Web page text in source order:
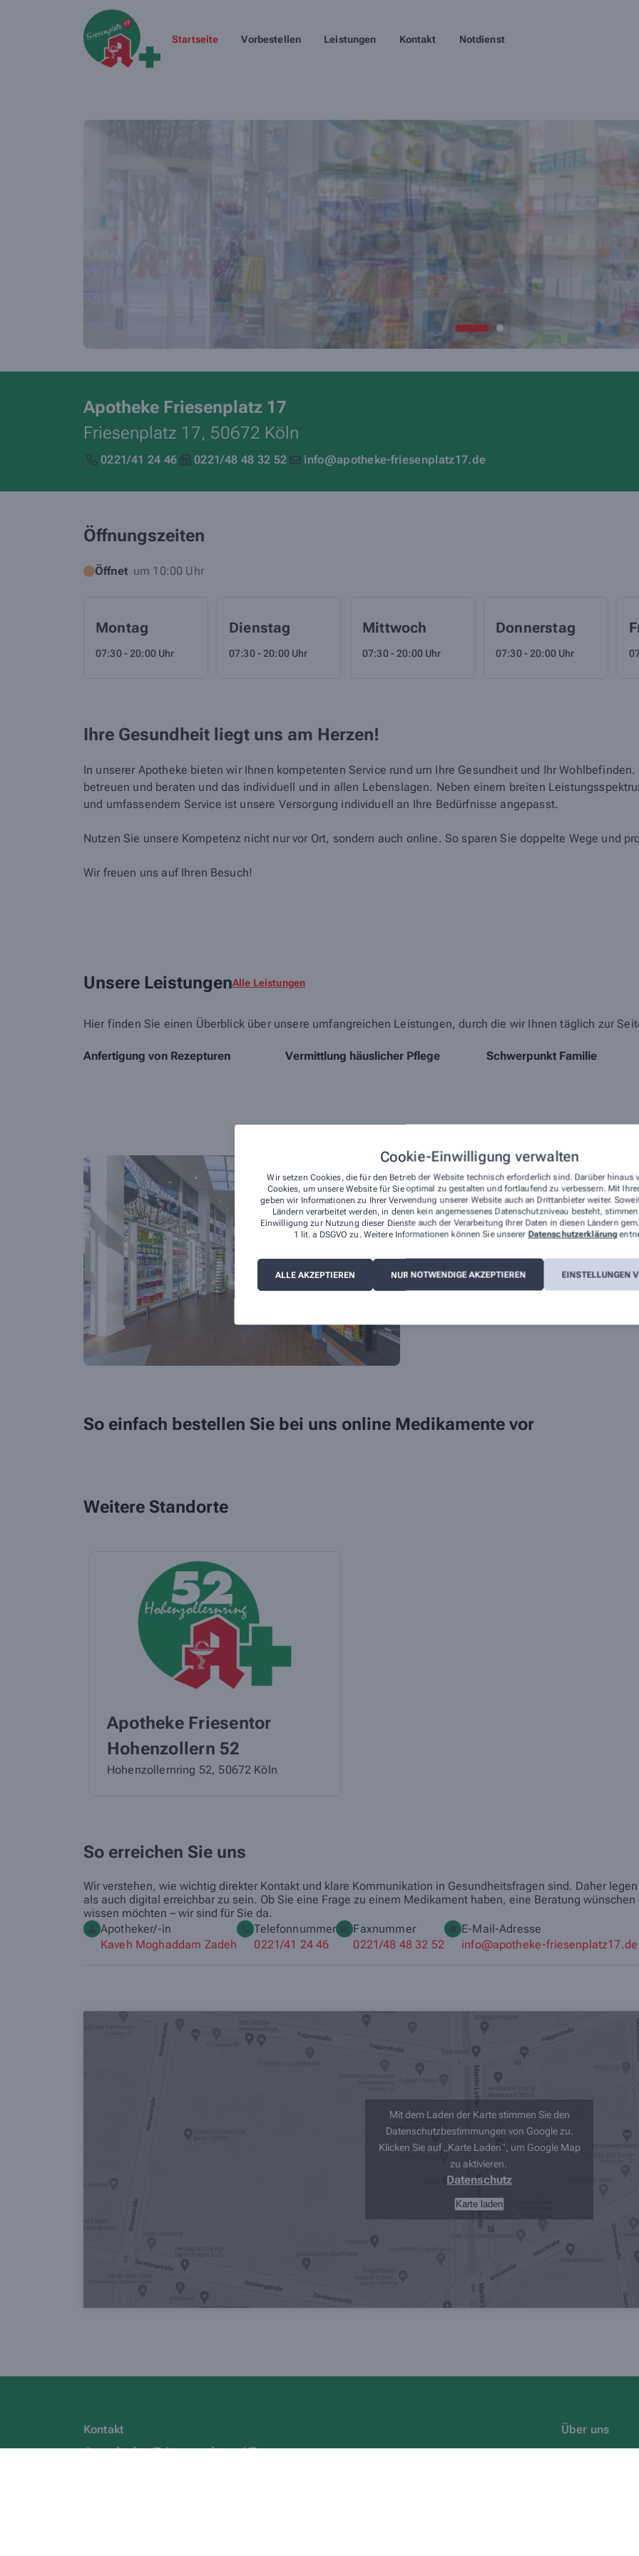
Cookie-Einwilligung verwalten
Wir setzen Cookies, die für den Betrieb der Website technisch erforderlich sind. Darüber hinaus
Cookies, um unsere Website für Sie optimal zu gestalten und fortlaufend zu verbessern. Mit
geben wir Informationen zu Ihrer Verwendung unserer Website auch an Drittanbieter weiter.
Ländern verarbeitet werden, in denen kein angemessenes Datenschutzniveau besteht,
Einwilligung zur Nutzung dieser Dienste auch der Verarbeitung Ihrer Daten in diesen Ländern
1 lit. a DSGVO zu. Weitere Informationen können Sie unserer Datenschutzerklärung
ALLE AKZEPTIEREN NUR NOTWENDIGE AKZEPTIEREN EINSTELLUNGEN
Startseite Vorbestellen Leistungen Kontakt Notdienst
Apotheke Friesenplatz 17
Friesenplatz 17, 50672 Köln
0221/41 24 46 0221/48 48 32 52 info@apotheke-friesenplatz17.de
Öffnungszeiten
Öffnet um 10:00 Uhr
Montag
07:30 - 20:00 Uhr
Dienstag
07:30 - 20:00 Uhr
Mittwoch
07:30 - 20:00 Uhr
Donnerstag
07:30 - 20:00 Uhr
Ihre Gesundheit liegt uns am Herzen!
In unserer Apotheke bieten wir Ihnen kompetenten Service rund um Ihre Gesundheit und Ihr
betreuen und beraten und das individuell und in allen Lebenslagen. Neben einem breiten
und umfassendem Service ist unsere Versorgung individuell an Ihre Bedürfnisse angepasst.
Nutzen Sie unsere Kompetenz nicht nur vor Ort, sondern auch online. So sparen Sie doppelte Wege und
Wir freuen uns auf Ihren Besuch!
Unsere LeistungenAlle Leistungen
Hier finden Sie einen Überblick über unsere umfangreichen Leistungen, durch die wir Ihnen täglich zur
Anfertigung von Rezepturen Vermittlung häuslicher Pflege Schwerpunkt Familie
Wir sind für Sie da -
Unsere Apotheke steht nicht
Nachbarschaft, sondern auch
bieten wir Ihnen eine
wir Ihnen mit derselben
Dimensionen, physisch und
allen Gesundheitsfragen.
So einfach bestellen Sie bei uns online Medikamente vor
Weitere Standorte
Apotheke Friesentor
Hohenzollern 52
Hohenzollernring 52, 50672 Köln
So erreichen Sie uns
Wir verstehen, wie wichtig direkter Kontakt und klare Kommunikation in Gesundheitsfragen sind. Daher
als auch digital erreichbar zu sein. Ob Sie eine Frage zu einem Medikament haben, eine Beratung
wissen möchten – wir sind für Sie da.
Apotheker/-in
Kaveh Moghaddam Zadeh
Telefonnummer
0221/41 24 46
Faxnummer
0221/48 48 32 52
E-Mail-Adresse
info@apotheke-friesenplatz17.de
Mit dem Laden der Karte stimmen Sie den
Datenschutzbestimmungen von Google zu.
Klicken Sie auf „Karte Laden“, um Google Map
zu aktivieren.
Datenschutz
Karte laden
Kontakt
Apotheke Friesenplatz 17
Über uns